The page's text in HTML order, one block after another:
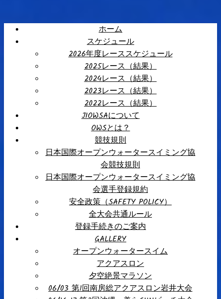
ホーム
スケジュール
2026年度レーススケジュール
2025レース（結果）
2024レース（結果）
2023レース（結果）
2022レース（結果）
JIOWSAについて
OWSとは？
競技規則
日本国際オープンウォータースイミング協
会競技規則
日本国際オープンウォータースイミング協
会選手登録規約
安全政策（SAFETY POLICY）
全大会共通ルール
登録手続きのご案内
GALLERY
オープンウォータースイム
アクアスロン
夕空絶景マラソン
06/03 第1回南房総アクアスロン岩井大会